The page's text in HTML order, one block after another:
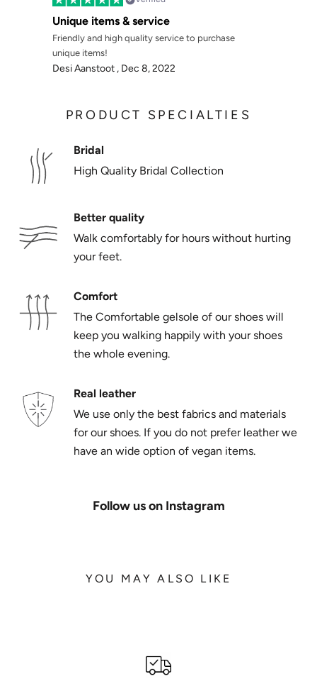
Unique items & service
Friendly and high quality service to purchase
unique items!
Desi Aanstoot , Dec 8, 2022
PRODUCT SPECIALTIES
Bridal
High Quality Bridal Collection
Better quality
Walk comfortably for hours without hurting
your feet.
Comfort
The Comfortable gelsole of our shoes will
keep you walking happily with your shoes
the whole evening.
Real leather
We use only the best fabrics and materials
for our shoes. If you do not prefer leather we
have an wide option of vegan items.
Follow us on Instagram
YOU MAY ALSO LIKE